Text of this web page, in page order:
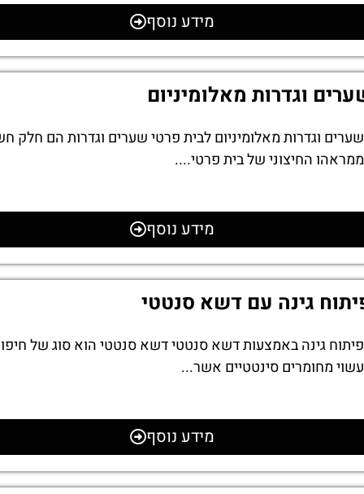
מידע נוסף
וגדרות מאלומיניום
שערים וגדרות מאלומיניום לבית פרטי שערים וגדרות הם חלק
ממראהו החיצוני של בית פרטי....
מידע נוסף
גינה עם דשא סנטטי
פיתוח גינה באמצעות דשא סנטטי דשא סנטטי הוא סוג של
עשוי מחומרים סינטטיים אשר...
מידע נוסף